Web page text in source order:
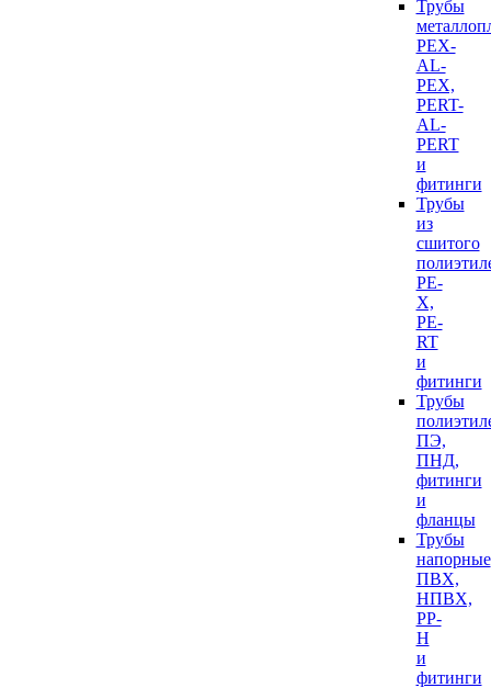
Трубы
PEX-
AL-
PEX,
PERT-
AL-
PERT
и
фитинги
Трубы
из
сшитого
PE-
X,
PE-
RT
и
фитинги
Трубы
ПЭ,
ПНД,
фитинги
и
фланцы
Трубы
напорные
ПВХ,
НПВХ,
PP-
H
и
фитинги